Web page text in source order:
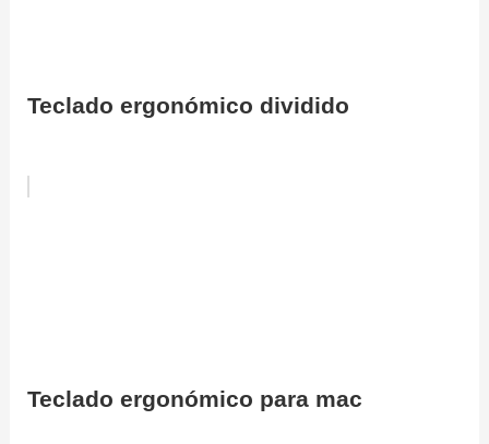
Teclado ergonómico dividido
Teclado ergonómico para mac